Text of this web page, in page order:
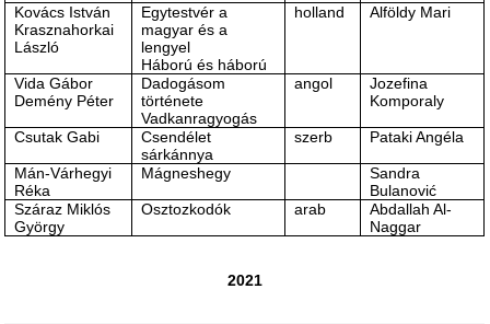
Kovács István
Krasznahorkai
László
Egytestvér a
magyar és a
lengyel
Háború és háború
holland Alföldy Mari
Vida Gábor
Demény Péter
Dadogásom
története
Vadkanragyogás
angol
Jozefina
Komporaly
Csutak Gabi
Csendélet
sárkánnya
szerb Pataki Angéla
Mán-Várhegyi
Réka
Mágneshegy
Sandra
Bulanović
Száraz Miklós
György
Osztozkodók arab
Abdallah Al-
Naggar
2021